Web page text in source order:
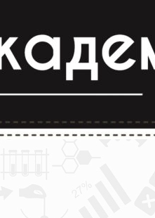
ВОШ, олимпиады и конкурсы